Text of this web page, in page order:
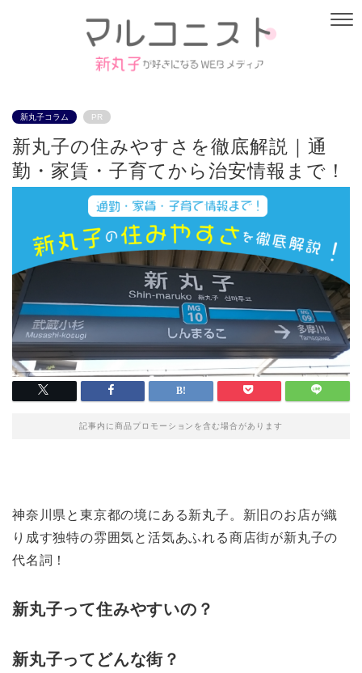
新丸子コラム PR
新丸子の住みやすさを徹底解説｜通
勤・家賃・子育てから治安情報まで！
記事内に商品プロモーションを含む場合があります
神奈川県と東京都の境にある新丸子。新旧のお店が織
り成す独特の雰囲気と活気あふれる商店街が新丸子の
代名詞！
新丸子って住みやすいの？
新丸子ってどんな街？